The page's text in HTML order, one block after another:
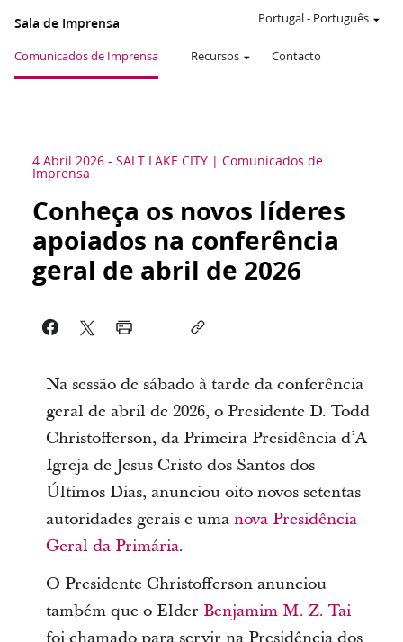
Sala de Imprensa
Comunicados de Imprensa Recursos Contacto
Portugal- Português
4 Abril 2026 - SALT LAKE CITY Comunicados de
Imprensa
Conheça os novos líderes
apoiados na conferência
geral de abril de 2026
Na sessão de sábado à tarde da conferência
geral de abril de 2026, o Presidente D. Todd
Christofferson, da Primeira Presidência d’A
Igreja de Jesus Cristo dos Santos dos
Últimos Dias, anunciou oito novos setentas
autoridades gerais e uma nova Presidência
Geral da Primária.
O Presidente Christofferson anunciou
também que o Elder Benjamim M. Z. Tai